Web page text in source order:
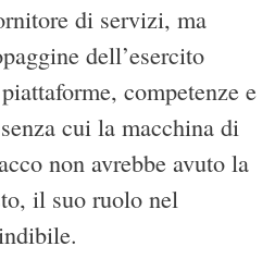
di servizi, ma
dell’esercito
competenze e
cui la macchina di
non avrebbe avuto la
il suo ruolo nel